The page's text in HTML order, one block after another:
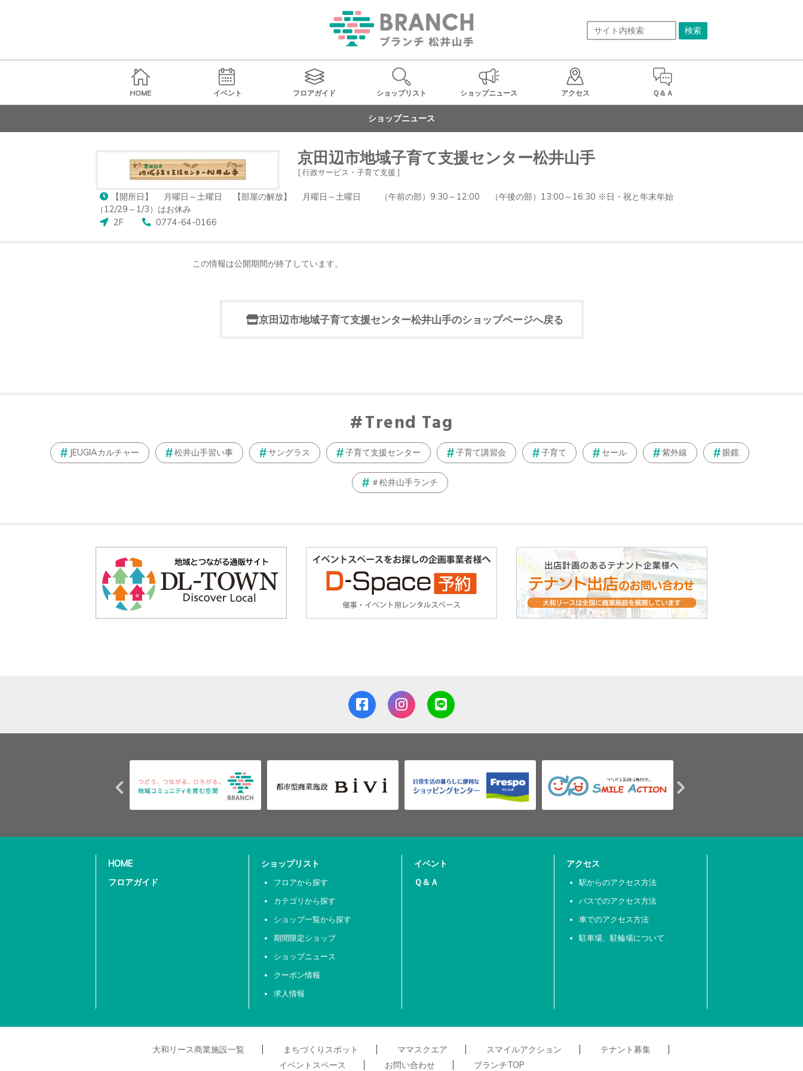
HOME イベント フロアガイド ショップリスト ショップニュース アクセス Ｑ＆Ａ
ショップニュース
京田辺市地域子育て支援センター松井山手
[ 行政サービス・子育て支援 ]
【開所日】 月曜日～土曜日 【部屋の解放】 月曜日～土曜日 （午前の部）9:30～12:00 （午後の部）13:00～16:30 ※日・祝と年末年始
（12/29～1/3）はお休み
2F
0774-64-0166
この情報は公開期間が終了しています。
京田辺市地域子育て支援センター松井山手のショップページへ戻る
Trend Tag
JEUGIAカルチャー 松井山手習い事 サングラス 子育て支援センター 子育て講習会 子育て セール 紫外線 眼鏡
＃松井山手ランチ
HOME
フロアガイド
ショップリスト
フロアから探す
カテゴリから探す
ショップ一覧から探す
期間限定ショップ
ショップニュース
クーポン情報
求人情報
イベント
Ｑ＆Ａ
アクセス
駅からのアクセス方法
バスでのアクセス方法
車でのアクセス方法
駐車場、駐輪場について
大和リース商業施設一覧 まちづくりスポット ママスクエア スマイルアクション
テナント募集
イベントスペース
お問い合わせ ブランチTOP